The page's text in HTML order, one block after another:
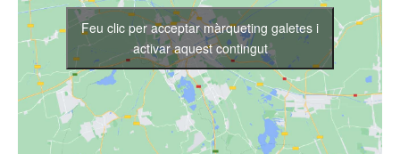
Feu clic per acceptar màrqueting galetes i
activar aquest contingut